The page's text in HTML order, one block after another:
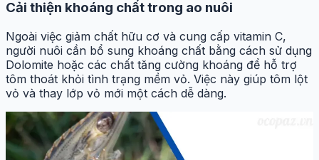
Cải thiện khoáng chất trong ao nuôi
Ngoài việc giảm chất hữu cơ và cung cấp vitamin C,
người nuôi cần bổ sung khoáng chất bằng cách sử dụng
Dolomite hoặc các chất tăng cường khoáng để hỗ trợ
tôm thoát khỏi tình trạng mềm vỏ. Việc này giúp tôm lột
vỏ và thay lớp vỏ mới một cách dễ dàng.